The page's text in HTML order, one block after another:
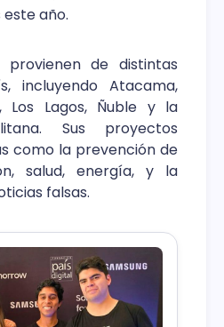
año.
provienen de distintas
incluyendo Atacama,
Los Lagos, Ñuble y la
Sus proyectos
como la prevención de
salud, energía, y la
falsas.